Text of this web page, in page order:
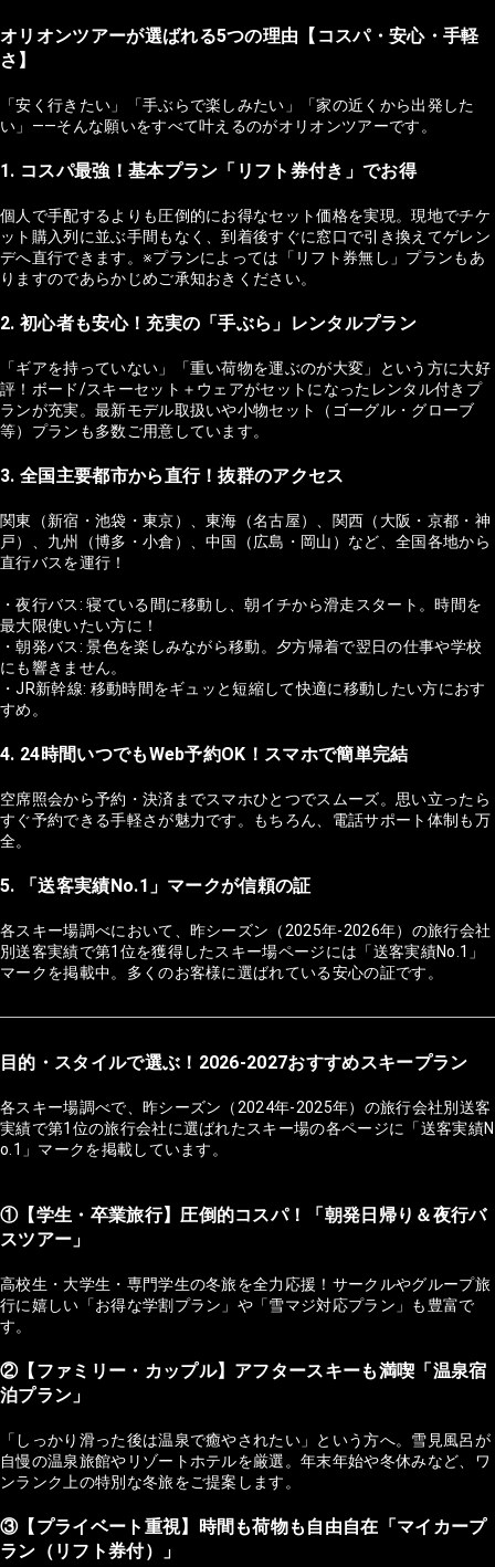
オリオンツアーが選ばれる5つの理由【コスパ・安心・手軽
さ】
「安く行きたい」「手ぶらで楽しみたい」「家の近くから出発した
い」——そんな願いをすべて叶えるのがオリオンツアーです。
1. コスパ最強！基本プラン「リフト券付き」でお得
個人で手配するよりも圧倒的にお得なセット価格を実現。現地でチケ
ット購入列に並ぶ手間もなく、到着後すぐに窓口で引き換えてゲレン
デへ直行できます。※プランによっては「リフト券無し」プランもあ
りますのであらかじめご承知おきください。
2. 初心者も安心！充実の「手ぶら」レンタルプラン
「ギアを持っていない」「重い荷物を運ぶのが大変」という方に大好
評！ボード/スキーセット＋ウェアがセットになったレンタル付きプ
ランが充実。最新モデル取扱いや小物セット（ゴーグル・グローブ
等）プランも多数ご用意しています。
3. 全国主要都市から直行！抜群のアクセス
関東（新宿・池袋・東京）、東海（名古屋）、関西（大阪・京都・神
戸）、九州（博多・小倉）、中国（広島・岡山）など、全国各地から
直行バスを運行！
・夜行バス: 寝ている間に移動し、朝イチから滑走スタート。時間を
最大限使いたい方に！
・朝発バス: 景色を楽しみながら移動。夕方帰着で翌日の仕事や学校
にも響きません。
・JR新幹線: 移動時間をギュッと短縮して快適に移動したい方におす
すめ。
4. 24時間いつでもWeb予約OK！スマホで簡単完結
空席照会から予約・決済までスマホひとつでスムーズ。思い立ったら
すぐ予約できる手軽さが魅力です。もちろん、電話サポート体制も万
全。
5. 「送客実績No.1」マークが信頼の証
各スキー場調べにおいて、昨シーズン（2025年-2026年）の旅行会社
別送客実績で第1位を獲得したスキー場ページには「送客実績No.1」
マークを掲載中。多くのお客様に選ばれている安心の証です。
目的・スタイルで選ぶ！2026-2027おすすめスキープラン
各スキー場調べで、昨シーズン（2024年-2025年）の旅行会社別送客
実績で第1位の旅行会社に選ばれたスキー場の各ページに「送客実績N
o.1」マークを掲載しています。
①【学生・卒業旅行】圧倒的コスパ！「朝発日帰り＆夜行バ
スツアー」
高校生・大学生・専門学生の冬旅を全力応援！サークルやグループ旅
行に嬉しい「お得な学割プラン」や「雪マジ対応プラン」も豊富で
す。
②【ファミリー・カップル】アフタースキーも満喫「温泉宿
泊プラン」
「しっかり滑った後は温泉で癒やされたい」という方へ。雪見風呂が
自慢の温泉旅館やリゾートホテルを厳選。年末年始や冬休みなど、ワ
ンランク上の特別な冬旅をご提案します。
③【プライベート重視】時間も荷物も自由自在「マイカープ
ラン（リフト券付）」